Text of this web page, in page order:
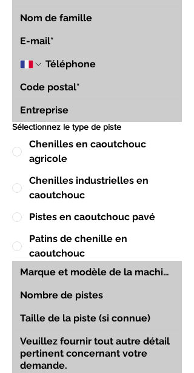
Sélectionnez le type de piste
Chenilles en caoutchouc
agricole
Chenilles industrielles en
caoutchouc
Pistes en caoutchouc pavé
Patins de chenille en
caoutchouc